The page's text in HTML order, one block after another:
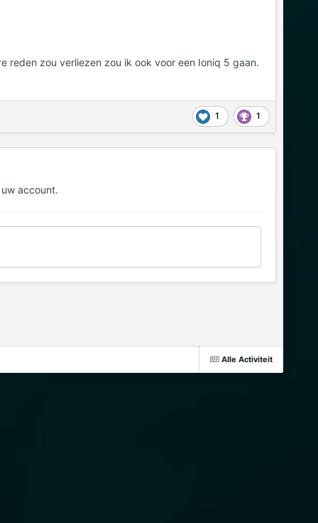
reden zou verliezen zou ik ook voor een Ioniq 5 gaan.
1 1
account.
Alle Activiteit